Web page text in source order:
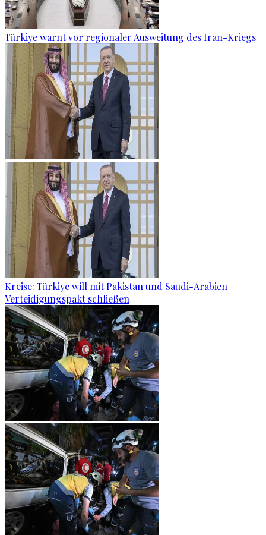
Türkiye warnt vor regionaler Ausweitung des Iran-Kriegs
Kreise: Türkiye will mit Pakistan und Saudi-Arabien
Verteidigungspakt schließen